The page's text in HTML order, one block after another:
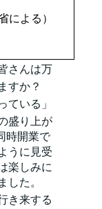
による）
さんは万
すか？
ている」
盛り上が
時開業で
うに見受
楽しみに
た。
き来する